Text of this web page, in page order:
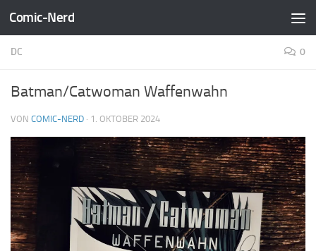
Zum Inhalt springen
Comic-Nerd
DC 0
Batman/Catwoman Waffenwahn
VON COMIC-NERD · 1. OKTOBER 2024